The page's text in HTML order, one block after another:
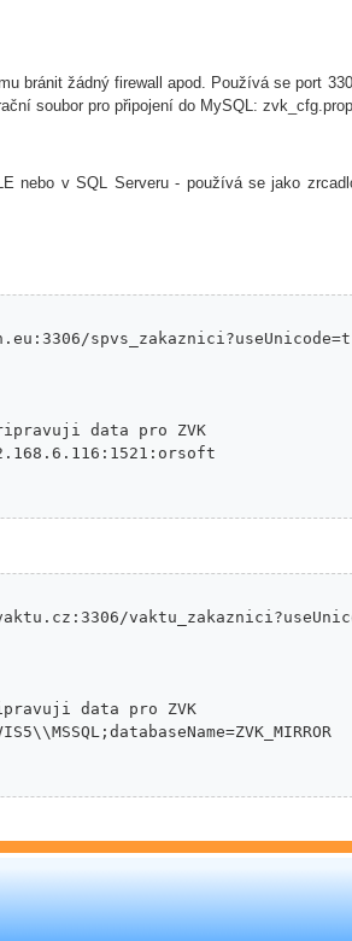
bránit žádný firewall apod. Používá se port
soubor pro připojení do MySQL:
nebo v SQL Serveru - používá se jako
data pro ZVK
data pro ZVK